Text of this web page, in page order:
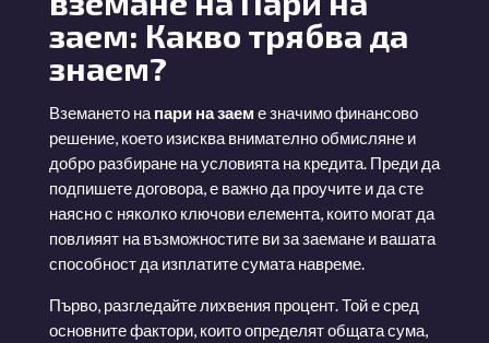
заем: Какво трябва да
знаем?
Вземането на пари на заем е значимо финансово
решение, което изисква внимателно обмисляне и
добро разбиране на условията на кредита. Преди да
подпишете договора, е важно да проучите и да сте
наясно с няколко ключови елемента, които могат да
повлияят на възможностите ви за заемане и вашата
способност да изплатите сумата навреме.
Първо, разгледайте лихвения процент. Той е сред
основните фактори, които определят общата сума,